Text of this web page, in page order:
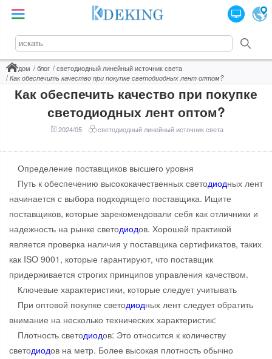
дом блог
светодиодный линейный источник света
Как обеспечить качество при покупке светодиодных лент оптом?
Как обеспечить качество при покупке
светодиодных лент оптом?
2024/05 светодиодный линейный источник света
Определение поставщиков высшего уровня
Путь к обеспечению высококачественных светодиодных лент
начинается с выбора подходящего поставщика. Ищите
поставщиков, которые зарекомендовали себя как отличники и
надежность на рынке светодиодов. Хорошей практикой
является проверка наличия у поставщика сертификатов, таких
как ISO 9001, которые гарантируют, что поставщик
придерживается строгих принципов управления качеством.
Ключевые характеристики, которые следует учитывать
При оптовой покупке светодиодных лент следует обратить
внимание на несколько технических характеристик:
Плотность светодиодов: Это относится к количеству
светодиодов на метр. Более высокая плотность обычно